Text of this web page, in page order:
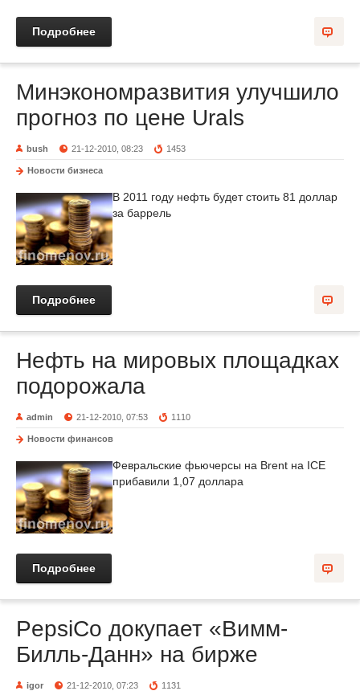
Подробнее
Минэкономразвития улучшило
прогноз по цене Urals
bush 21-12-2010, 08:23 1453
Новости бизнеса
В 2011 году нефть будет стоить 81 доллар
за баррель
Подробнее
Нефть на мировых площадках
подорожала
admin 21-12-2010, 07:53 1110
Новости финансов
Февральские фьючерсы на Brent на IСE
прибавили 1,07 доллара
Подробнее
PepsiCo докупает «Вимм-
Билль-Данн» на бирже
igor 21-12-2010, 07:23 1131